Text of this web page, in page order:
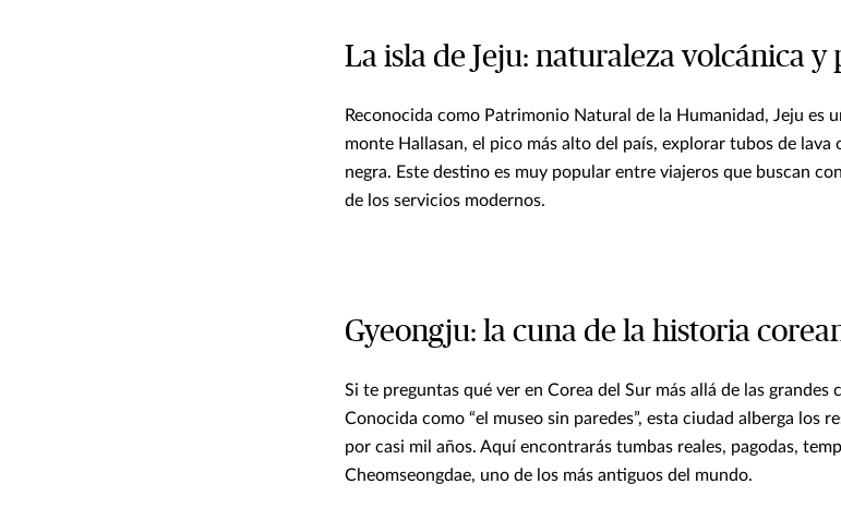
La isla de Jeju: naturaleza volcánica y
Reconocida como Patrimonio Natural de la Humanidad, Jeju es
monte Hallasan, el pico más alto del país, explorar tubos de lava
negra. Este destino es muy popular entre viajeros que buscan
de los servicios modernos.
Gyeongju: la cuna de la historia
Si te preguntas qué ver en Corea del Sur más allá de las grandes
Conocida como “el museo sin paredes”, esta ciudad alberga los
por casi mil años. Aquí encontrarás tumbas reales, pagodas,
Cheomseongdae, uno de los más antiguos del mundo.